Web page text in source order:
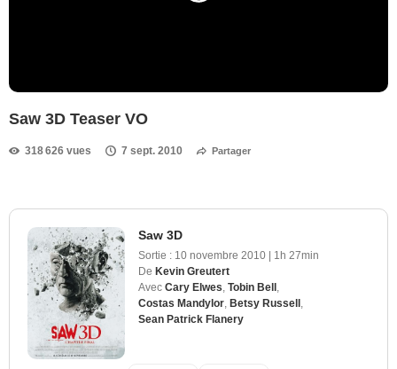
Saw 3D Teaser VO
318 626 vues 7 sept. 2010 Partager
Saw 3D
Sortie : 10 novembre 2010 | 1h 27min
De Kevin Greutert
Avec Cary Elwes Tobin Bell
Costas Mandylor Betsy Russell
Sean Patrick Flanery